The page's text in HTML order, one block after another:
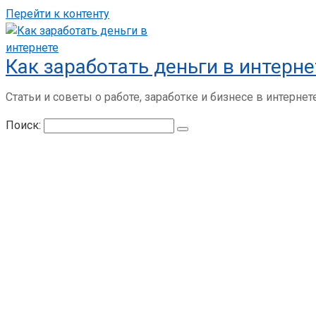
Перейти к контенту
Как заработать деньги в
Статьи и советы о работе, заработке и бизнесе в
Поиск: